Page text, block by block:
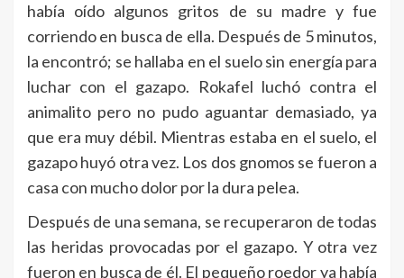
había oído algunos gritos de su madre y fue
corriendo en busca de ella. Después de 5 minutos,
la encontró; se hallaba en el suelo sin energía para
luchar con el gazapo. Rokafel luchó contra el
animalito pero no pudo aguantar demasiado, ya
que era muy débil. Mientras estaba en el suelo, el
gazapo huyó otra vez. Los dos gnomos se fueron a
casa con mucho dolor por la dura pelea.
Después de una semana, se recuperaron de todas
las heridas provocadas por el gazapo. Y otra vez
fueron en busca de él. El pequeño roedor ya había